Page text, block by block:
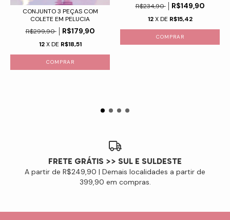
CONJUNTO 3 PEÇAS COM
COLETE EM PELUCIA
R$299,90
R$179,90
12 X DE R$18,51
COMPRAR
R$234,90
R$149,90
12 X DE R$15,42
COMPRAR
FRETE GRÁTIS >> SUL E SULDESTE
A partir de R$249,90 | Demais localidades a partir de
399,90 em compras.